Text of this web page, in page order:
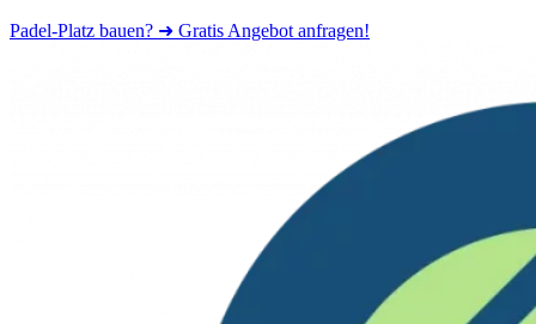
Padel-Platz bauen? ➜ Gratis Angebot anfragen!